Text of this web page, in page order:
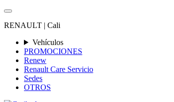
RENAULT | Cali
Vehículos
PROMOCIONES
Renew
Renault Care Servicio
Sedes
OTROS